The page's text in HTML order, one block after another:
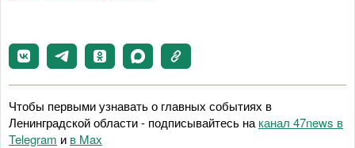
Чтобы первыми узнавать о главных событиях в
Ленинградской области - подписывайтесь на канал 47news в
Telegram и в Maх